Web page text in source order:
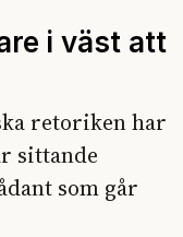
i väst att
retoriken har
sittande
som går